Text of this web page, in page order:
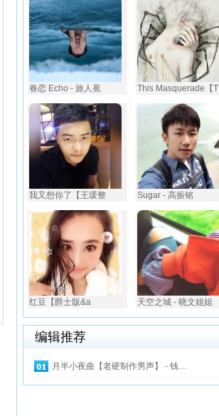
眷恋 Echo - 旅人蕉 This Masquerade【T
我又想你了【王瑗整 Sugar - 高振铭
红豆【爵士版&a 天空之城 - 晓文姐姐
编辑推荐
月半小夜曲【老硬制作男声】 - 钱…